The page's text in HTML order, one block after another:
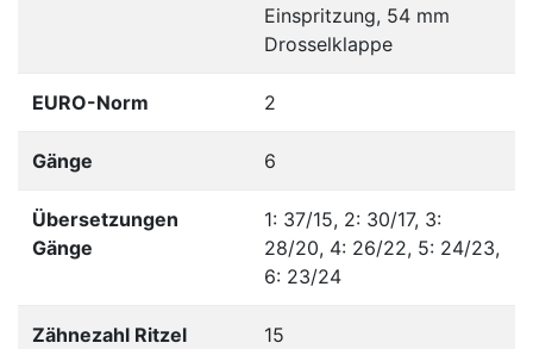
Einspritzung, 54 mm
Drosselklappe
EURO-Norm 2
Gänge 6
Übersetzungen
Gänge
1: 37/15, 2: 30/17, 3:
28/20, 4: 26/22, 5: 24/23,
6: 23/24
Zähnezahl Ritzel 15